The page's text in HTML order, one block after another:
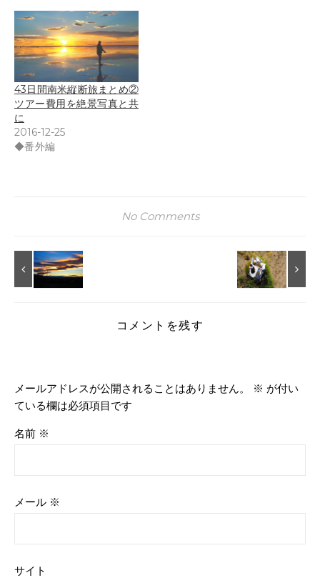
43日間南米縦断旅まとめ②
ツアー費用を絶景写真と共
に
2016-12-25
◆番外編
No Comments
コメントを残す
メールアドレスが公開されることはありません。 ※ が付い
ている欄は必須項目です
名前 ※
メール ※
サイト